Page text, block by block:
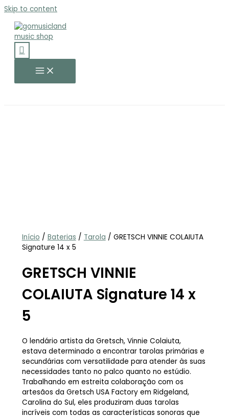
Skip to content
Início / Baterias / Tarola / GRETSCH VINNIE COLAIUTA
Signature 14 x 5
GRETSCH VINNIE
COLAIUTA Signature 14 x
5
O lendário artista da Gretsch, Vinnie Colaiuta,
estava determinado a encontrar tarolas primárias e
secundárias com versatilidade para atender às suas
necessidades tanto no palco quanto no estúdio.
Trabalhando em estreita colaboração com os
artesãos da Gretsch USA Factory em Ridgeland,
Carolina do Sul, eles produziram duas tarolas
incríveis com todas as características sonoras que